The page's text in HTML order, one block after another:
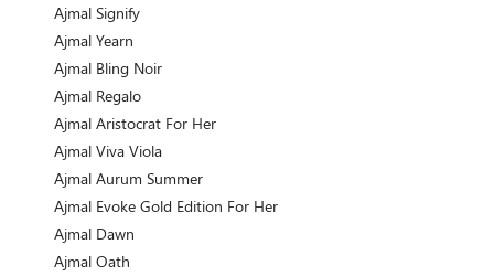
Ajmal Signify
Ajmal Yearn
Ajmal Bling Noir
Ajmal Regalo
Ajmal Aristocrat For Her
Ajmal Viva Viola
Ajmal Aurum Summer
Ajmal Evoke Gold Edition For Her
Ajmal Dawn
Ajmal Oath